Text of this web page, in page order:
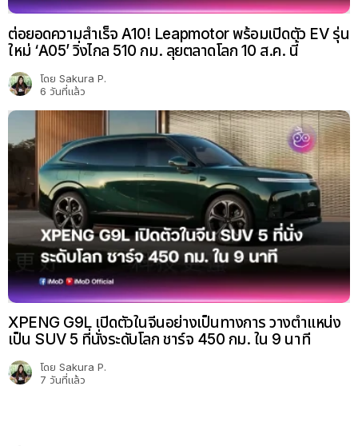
ต่อยอดความสำเร็จ A10! Leapmotor พร้อมเปิดตัว EV รุ่น
ใหม่ ‘A05’ วิ่งไกล 510 กม. ลุยตลาดโลก 10 ส.ค. นี้
โดย Sakura P.
6 วันที่แล้ว
XPENG G9L เปิดตัวในจีนอย่างเป็นทางการ วางตำแหน่ง
เป็น SUV 5 ที่นั่งระดับโลก ชาร์จ 450 กม. ใน 9 นาที
โดย Sakura P.
7 วันที่แล้ว